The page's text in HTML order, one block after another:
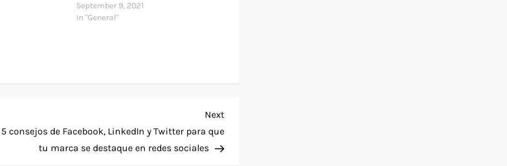
September 9, 2021
In "General"
Next
Post
Next
5 consejos de Facebook, LinkedIn y Twitter para que
tu marca se destaque en redes sociales